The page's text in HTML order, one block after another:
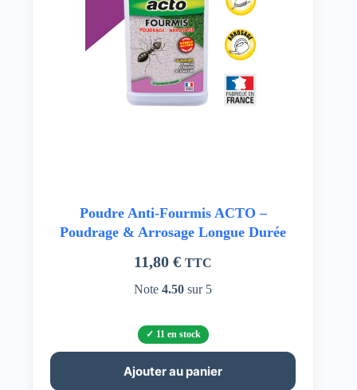
Poudre Anti-Fourmis ACTO –
Poudrage & Arrosage Longue Durée
11,80€ TTC
Note4.50 sur 5
11 en stock
Ajouter au panier